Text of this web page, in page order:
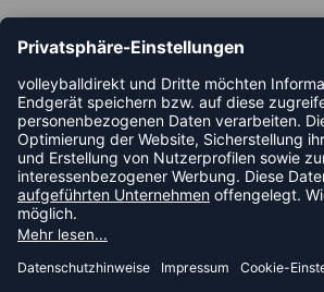
ABONNIERE JETZT DEN KOSTENLOSEN
VOLLEYBALLDIREKT-NEWSLETTER UND
NEUIGKEIT ODER AKTION MEHR.
JETZT ANMELDEN